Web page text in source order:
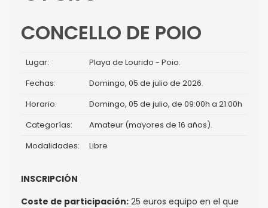
CONCELLO DE POIO
Lugar:
Playa de Lourido - Poio.
Fechas:
Domingo, 05 de julio de 2026.
Horario:
Domingo, 05 de julio, de 09:00h a 21:00h
Categorías:
Amateur (mayores de 16 años).
Modalidades:
Libre
INSCRIPCIÓN
Coste de participación: 25 euros equipo en el que